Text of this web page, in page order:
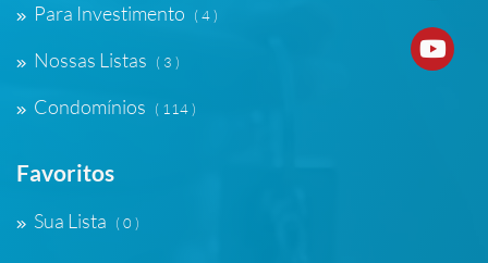
Para Investimento ( 4 )
Nossas Listas ( 3 )
Condomínios ( 114 )
Favoritos
Sua Lista ( 0 )